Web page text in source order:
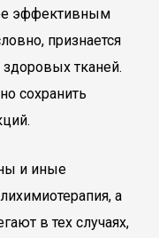
эффективным
признается
тканей.
сохранить
и иные
а
в тех случаях,